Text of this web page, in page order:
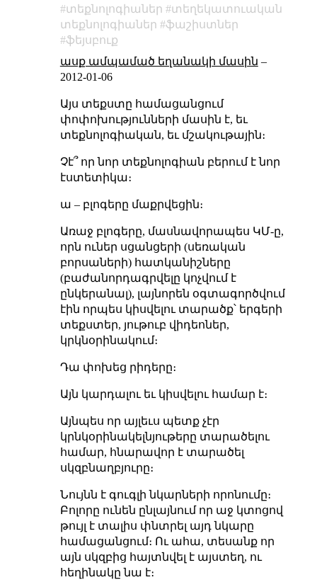
տեքնոլոգիաներ
տեղեկատուական
տեքնոլոգիաներ
ֆաշիստներ
ֆեյսբուք
ասք ամպամած եղանակի մասին –
2012-01-06
Այս տեքստը համացանցում
փոփոխությունների մասին է, եւ
տեքնոլոգիական, եւ մշակութային։
Չէ՞ որ նոր տեքնոլոգիան բերում է նոր
էստետիկա։
ա – բլոգերը մաքրվեցին։
Առաջ բլոգերը, մասնավորապես ԿՄ-ը,
որն ուներ սցանցերի (սեռական
բորսաների) հատկանիշները
(բաժանորդագրվելը կոչվում է
ընկերանալ), լայնորեն օգտագործվում
էին որպես կիսվելու տարածք՝ երգերի
տեքստեր, յութուբ վիդեոներ,
կրկնօրինակում։
Դա փոխեց րիդերը։
Այն կարդալու եւ կիսվելու համար է։
Այնպես որ այլեւս պետք չէր
կրնկօրինակելնյութերը տարածելու
համար, հնարավոր է տարածել
սկզբնաղբյուրը։
Նույնն է գուգլի նկարների որոնումը։
Բոլորը ունեն ընլայնում որ աջ կտոցով
թույլ է տալիս փնտրել այդ նկարը
համացանցում։ Ու ահա, տեսանք որ
այն սկզբից հայտնվել է այստեղ, ու
հեղինակը նա է։